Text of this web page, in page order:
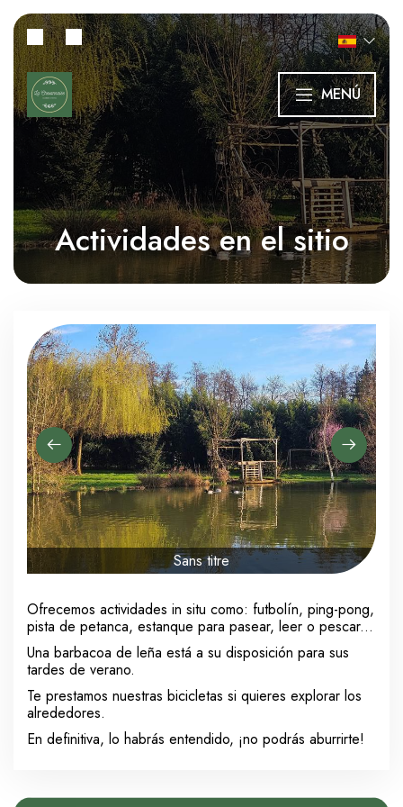
MENÚ
Actividades en el sitio
Sans titre
Ofrecemos actividades in situ como: futbolín, ping-pong,
pista de petanca, estanque para pasear, leer o pescar...
Una barbacoa de leña está a su disposición para sus
tardes de verano.
Te prestamos nuestras bicicletas si quieres explorar los
alrededores.
En definitiva, lo habrás entendido, ¡no podrás aburrirte!